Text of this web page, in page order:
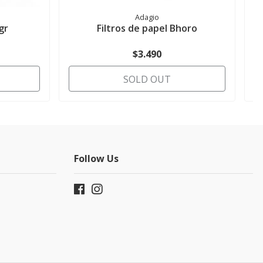
Adagio
Filtros de papel Bhoro
$3.490
SOLD OUT
Follow Us